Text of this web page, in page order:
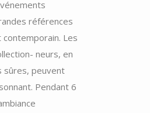
références
contemporain. Les
neurs, en
sûres, peuvent
Pendant 6